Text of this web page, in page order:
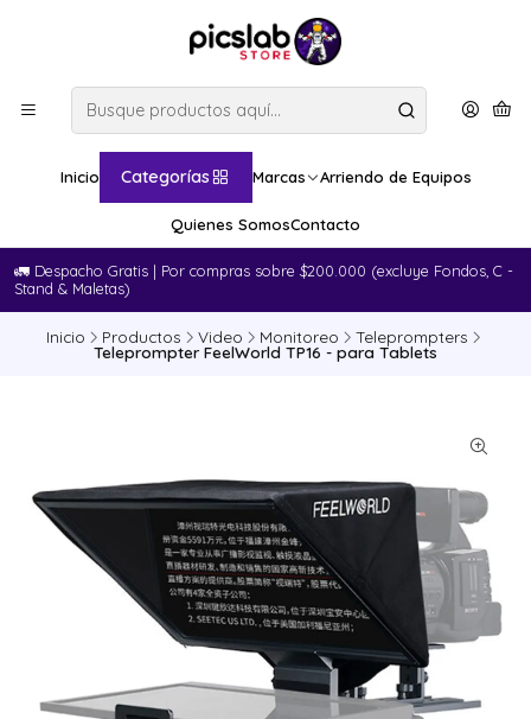
Inicio Categorías Marcas Arriendo de Equipos
Quienes SomosContacto
🚛​ Despacho Gratis | Por compras sobre $200.000 (excluye Fondos, C -
Stand & Maletas)
Inicio Productos Video Monitoreo Teleprompters
Teleprompter FeelWorld TP16 - para Tablets